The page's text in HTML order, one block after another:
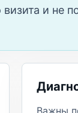
визита и
Важны